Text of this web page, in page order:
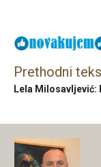
Prethodni
Lela Milosavljević: